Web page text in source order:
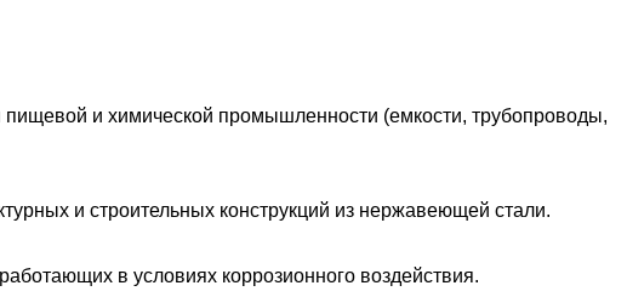
пищевой и химической промышленности (емкости, трубопроводы,
и строительных конструкций из нержавеющей стали.
в условиях коррозионного воздействия.